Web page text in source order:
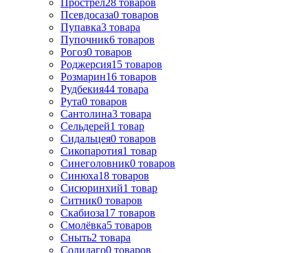
Псевдосаза0 товаров
Пупавка3 товара
Пупочник6 товаров
Рогоз0 товаров
Роджерсия15 товаров
Розмарин16 товаров
Рудбекия44 товара
Рута0 товаров
Сантолина3 товара
Сельдерей1 товар
Сидальцея0 товаров
Сикопаротия1 товар
Синеголовник0 товаров
Синюха18 товаров
Сисюринхий1 товар
Ситник0 товаров
Скабиоза17 товаров
Смолёвка5 товаров
Сныть2 товара
Солидаго0 товаров